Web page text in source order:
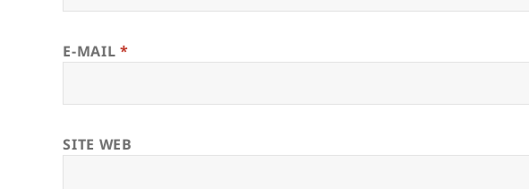
E-MAIL *
SITE WEB